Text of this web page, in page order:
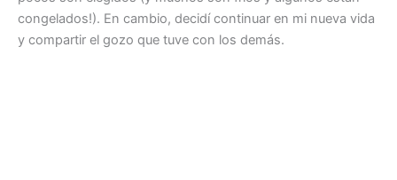
congelados!). En cambio, decidí continuar en mi nueva vida
y compartir el gozo que tuve con los demás.